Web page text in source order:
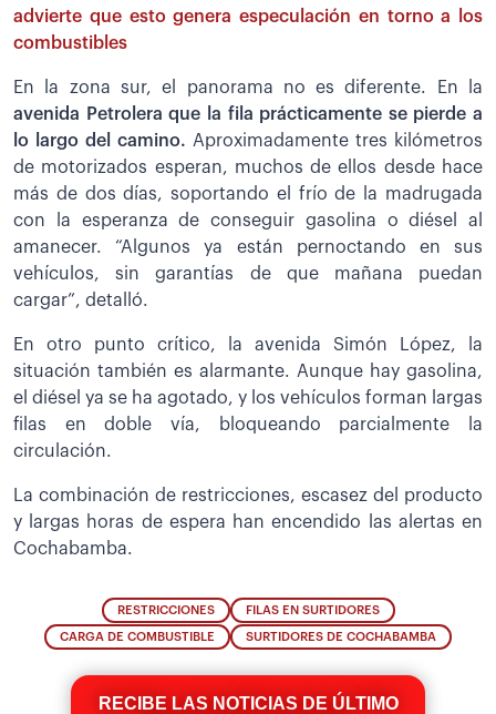
advierte que esto genera especulación en torno a los
combustibles
En la zona sur, el panorama no es diferente. En la
avenida Petrolera que la fila prácticamente se pierde a
lo largo del camino. Aproximadamente tres kilómetros
de motorizados esperan, muchos de ellos desde hace
más de dos días, soportando el frío de la madrugada
con la esperanza de conseguir gasolina o diésel al
amanecer. “Algunos ya están pernoctando en sus
vehículos, sin garantías de que mañana puedan
cargar”, detalló.
En otro punto crítico, la avenida Simón López, la
situación también es alarmante. Aunque hay gasolina,
el diésel ya se ha agotado, y los vehículos forman largas
filas en doble vía, bloqueando parcialmente la
circulación.
La combinación de restricciones, escasez del producto
y largas horas de espera han encendido las alertas en
Cochabamba.
RESTRICCIONES FILAS EN SURTIDORES
CARGA DE COMBUSTIBLE SURTIDORES DE COCHABAMBA
RECIBE LAS NOTICIAS DE ÚLTIMO